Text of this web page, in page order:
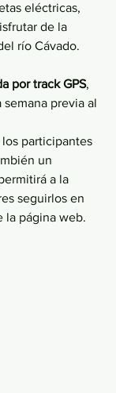
eléctricas,
de la
río Cávado.
por track GPS,
previa al
los participantes
un
a la
seguirlos en
la página web.